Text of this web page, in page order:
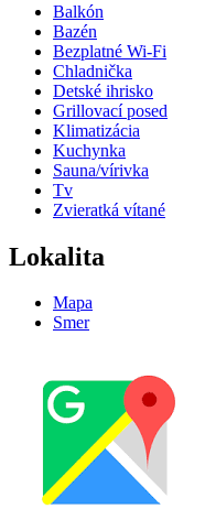
Balkón
Bazén
Bezplatné Wi-Fi
Chladnička
Detské ihrisko
Grillovací posed
Klimatizácia
Kuchynka
Sauna/vírivka
Tv
Zvieratká vítané
Lokalita
Mapa
Smer